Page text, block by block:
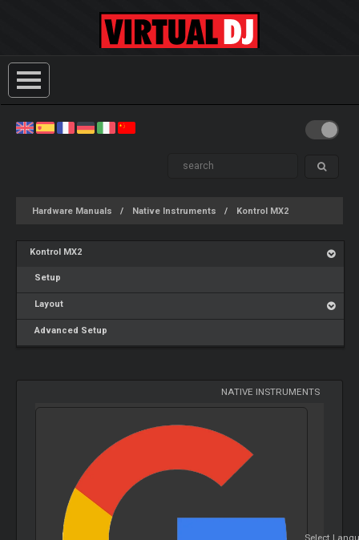
Hardware Manuals Native Instruments Kontrol MX2
Kontrol MX2
Setup
Layout
Advanced Setup
NATIVE INSTRUMENTS
Select